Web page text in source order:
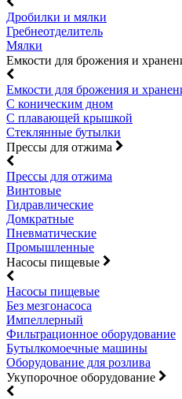
Дробилки и мялки
Гребнеотделитель
Мялки
Емкости для брожения и
Емкости для брожения и
С коническим дном
С плавающей крышкой
Стеклянные бутылки
Прессы для отжима
Прессы для отжима
Винтовые
Гидравлические
Домкратные
Пневматические
Промышленные
Насосы пищевые
Насосы пищевые
Без мезгонасоса
Импеллерный
Фильтрационное оборудование
Бутылкомоечные машины
Оборудование для розлива
Укупорочное оборудование